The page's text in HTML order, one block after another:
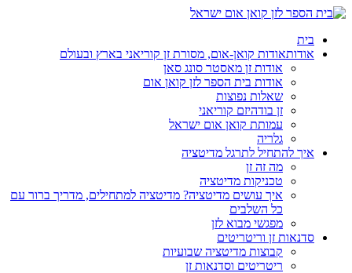
בית
אודותאודות קואן-אום, מסורת זן קוריאני בארץ ובעולם
אודות זן מאסטר סונג סאן
אודות בית הספר לזן קואן אום
שאלות נפוצות
זן בודהיזם קוריאני
עמותת קואן אום ישראל
גלריה
איך להתחיל לתרגל מדיטציה
מה זה זן
טכניקות מדיטציה
איך עושים מדיטציה? מדיטציה למתחילים, מדריך ברור עם
כל השלבים
מפגשי מבוא לזן
סדנאות זן וריטריטים
קבוצות מדיטציה שבועיות
ריטריטים וסדנאות זן